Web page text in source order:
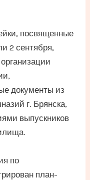
посвященные
2 сентября,
документы из
г. Брянска,
выпускников
по
план-